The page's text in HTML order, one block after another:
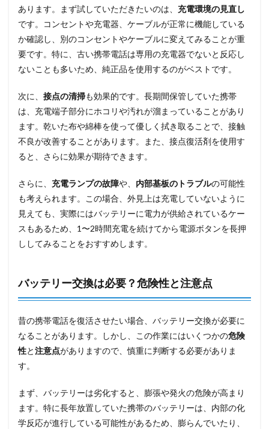
あります。まず試していただきたいのは、 充電環境の見直し
です。コンセントや充電器、ケーブルが正常に機能している
か確認し、別のコンセントやケーブルに変えてみることが重
要です。特に、古い携帯電話は専用の充電器でないと反応し
ないことも多いため、純正品を使用するのがベストです。
次に、 接点の清掃も効果的です。長期間保管していた携帯
は、充電端子部分にホコリや汚れが溜まっていることがあり
ます。乾いた布や綿棒を使って優しく拭き取ることで、接触
不良が改善することがあります。また、接点復活剤を使用す
ると、さらに効果が期待できます。
さらに、 充電ランプの故障や、 内部基板のトラブルの可能性
も考えられます。この場合、外見上は充電していないように
見えても、実際にはバッテリーに電力が供給されているケー
スもあるため、1〜2時間充電を続けてから電源ボタンを長押
ししてみることをおすすめします。
バッテリー交換は必要？危険性と注意点
昔の携帯電話を復活させたい場合、バッテリー交換が必要に
なることがあります。しかし、この作業にはいくつかの危険
性と注意点がありますので、慎重に判断する必要がありま
す。
まず、バッテリーは劣化すると、膨張や発火の危険が高まり
ます。特に長年放置していた携帯のバッテリーは、内部の化
学反応が進行している可能性があるため、膨らんでいたり、